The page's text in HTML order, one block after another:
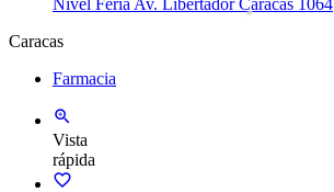
Caracas
Farmacia
Vista
rápida